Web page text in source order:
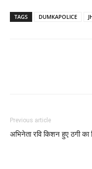
TAGS DUMKAPOLICE
Previous article
अभिनेता रवि किशन हुए ठगी का